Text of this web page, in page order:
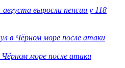
выросли пенсии у 118
море после атаки